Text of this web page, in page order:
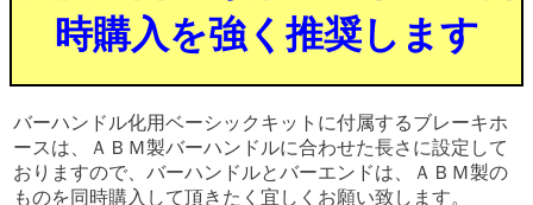
時購入を強く推奨します
バーハンドル化用ベーシックキットに付属するブレーキホ
ースは、ＡＢＭ製バーハンドルに合わせた長さに設定して
おりますので、バーハンドルとバーエンドは、ＡＢＭ製の
ものを同時購入して頂きたく宜しくお願い致します。